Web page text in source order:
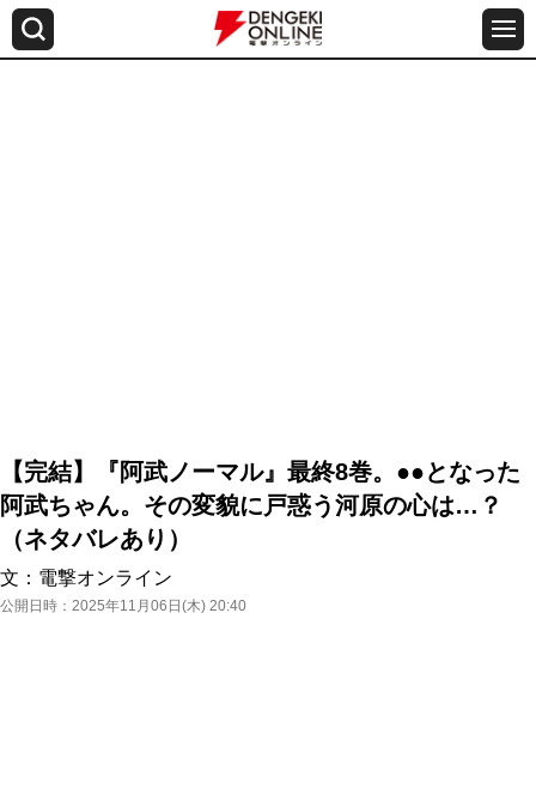
【完結】『阿武ノーマル』最終8巻。●●となった
阿武ちゃん。その変貌に戸惑う河原の心は…？
（ネタバレあり）
文： 電撃オンライン
公開日時： 2025年11月06日(木) 20:40